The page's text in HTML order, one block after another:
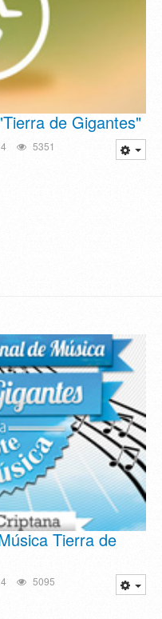
de Gigantes"
5351
Tierra de
5095